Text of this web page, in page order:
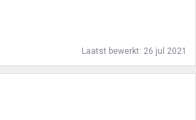
Laatst bewerkt: 26 jul 2021